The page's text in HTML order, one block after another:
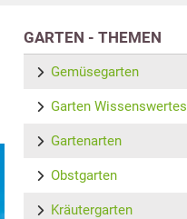
GARTEN - THEMEN
Gemüsegarten
Garten Wissenswertes
Gartenarten
Obstgarten
Kräutergarten